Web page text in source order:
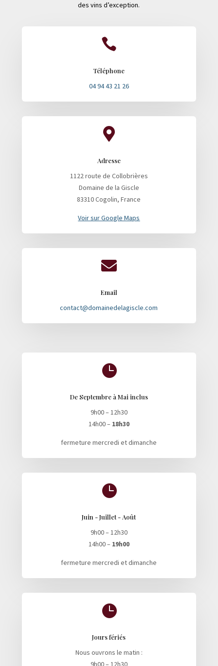
des vins d’exception.

Téléphone
04 94 43 21 26

Adresse
1122 route de Collobrières
Domaine de la Giscle
83310 Cogolin, France
Voir sur Google Maps

Email
contact@domainedelagiscle.com

De Septembre à Mai inclus
9h00 – 12h30
14h00 – 18h30
fermeture mercredi et dimanche

Juin - Juillet - Août
9h00 – 12h30
14h00 – 19h00
fermeture mercredi et dimanche

Jours fériés
Nous ouvrons le matin :
9h00 – 12h30